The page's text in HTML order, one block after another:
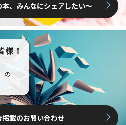
本、みんなにシェアしたい〜
様！
の
掲載のお問い合わせ